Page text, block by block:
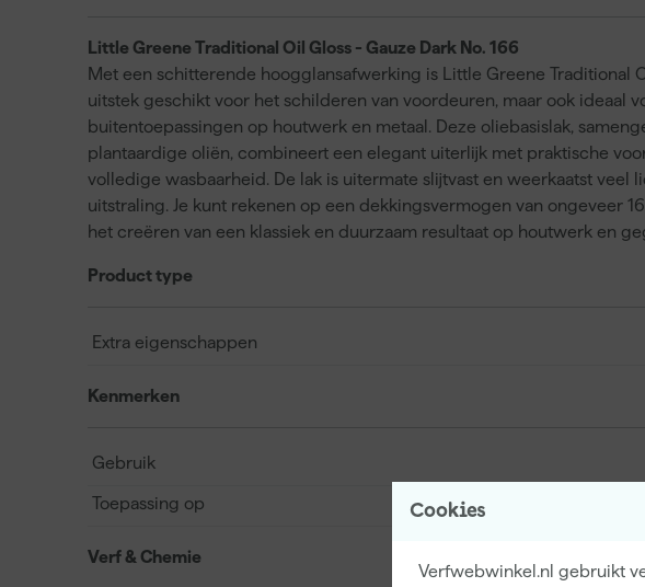
Cookies
Verfwebwinkel.nl gebruikt
Little Greene Traditional Oil Gloss - Gauze Dark No. 166
Met een schitterende hoogglansafwerking is Little Greene Traditional
uitstek geschikt voor het schilderen van voordeuren, maar ook ideaal
buitentoepassingen op houtwerk en metaal. Deze oliebasislak,
plantaardige oliën, combineert een elegant uiterlijk met praktische
volledige wasbaarheid. De lak is uitermate slijtvast en weerkaatst veel
uitstraling. Je kunt rekenen op een dekkingsvermogen van ongeveer
het creëren van een klassiek en duurzaam resultaat op houtwerk en
Product type
Extra eigenschappen
Kenmerken
Gebruik
Toepassing op
Verf & Chemie